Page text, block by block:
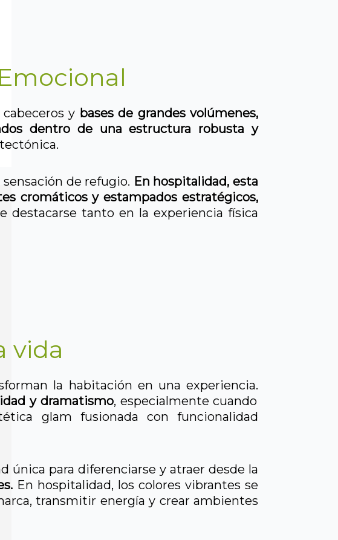
y bases de grandes volúmenes,
dentro de una estructura robusta y
de refugio. En hospitalidad, esta
cromáticos y estampados estratégicos,
destacarse tanto en la experiencia física
vida
la habitación en una experiencia.
y dramatismo, especialmente cuando
glam fusionada con funcionalidad
única para diferenciarse y atraer desde la
En hospitalidad, los colores vibrantes se
transmitir energía y crear ambientes